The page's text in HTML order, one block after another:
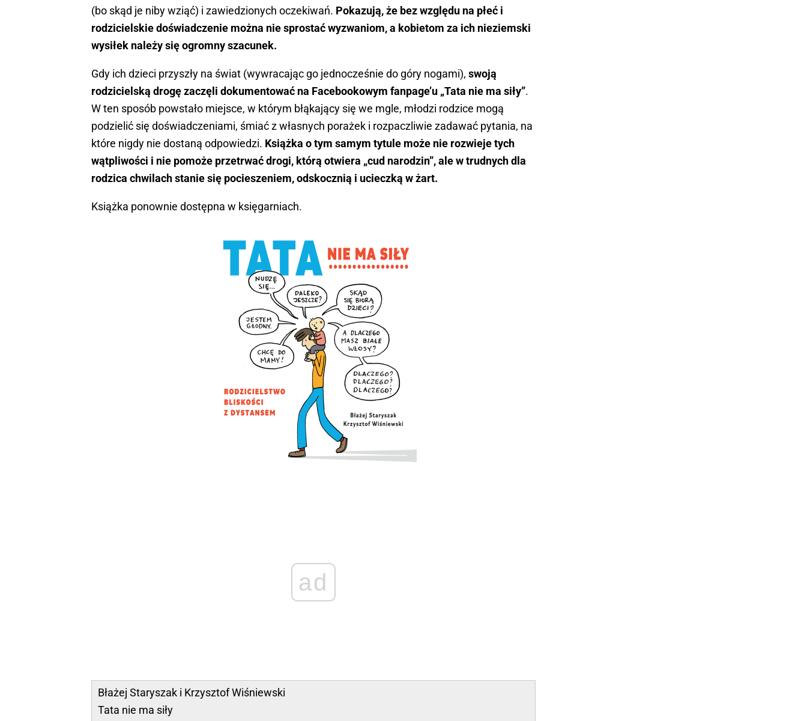
(bo skąd je niby wziąć) i zawiedzionych oczekiwań. Pokazują, że bez względu na płeć i
rodzicielskie doświadczenie można nie sprostać wyzwaniom, a kobietom za ich nieziemski
wysiłek należy się ogromny szacunek.
Gdy ich dzieci przyszły na świat (wywracając go jednocześnie do góry nogami), swoją
rodzicielską drogę zaczęli dokumentować na Facebookowym fanpage’u „Tata nie ma siły”.
W ten sposób powstało miejsce, w którym błąkający się we mgle, młodzi rodzice mogą
podzielić się doświadczeniami, śmiać z własnych porażek i rozpaczliwie zadawać pytania, na
które nigdy nie dostaną odpowiedzi. Książka o tym samym tytule może nie rozwieje tych
wątpliwości i nie pomoże przetrwać drogi, którą otwiera „cud narodzin”, ale w trudnych dla
rodzica chwilach stanie się pocieszeniem, odskocznią i ucieczką w żart.
Książka ponownie dostępna w księgarniach.
ad
Błażej Staryszak i Krzysztof Wiśniewski
Tata nie ma siły